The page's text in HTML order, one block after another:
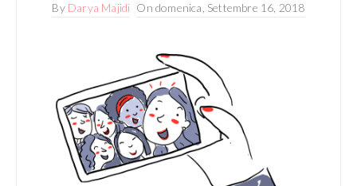
By Darya Majidi On domenica, Settembre 16, 2018